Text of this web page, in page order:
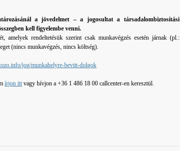
a jövedelmet – a jogosultat a társadalombiztosítási
kell figyelembe venni.
amelyek rendeltetésük szerint csak munkavégzés esetén járnak (pl.:
(nincs munkavégzés, nincs költség).
jog/munkahelyre-bevitt-dolgok
írjon itt vagy hívjon a +36 1 486 18 00 callcenter-en keresztül.